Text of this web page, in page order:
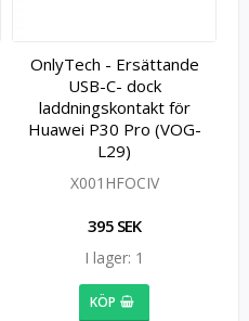
OnlyTech - Ersättande
USB-C- dock
laddningskontakt för
Huawei P30 Pro (VOG-
L29)
X001HFOCIV
395 SEK
I lager: 1
KÖP